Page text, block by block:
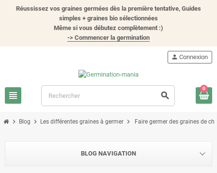
Réussissez vos graines germées dès la première tentative, Guides
simples + graines bio sélectionnées
Même si vous débutez complètement :)
-> Commencer la germination
view_headline search
person Connexion
0
chevron_right Blog chevron_right Les différentes graines à germer chevron_right Faire germer des graines de
BLOG NAVIGATION